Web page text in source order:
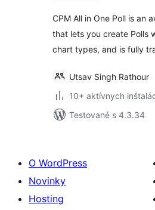
CPM All in One Poll is an
that lets you create Polls
chart types, and is fully
Utsav Singh Rathour
10+ aktívnych
Testované s 4.3.34
O WordPress
Novinky
Hosting